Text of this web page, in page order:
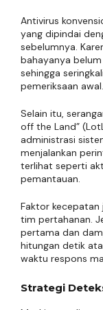
Antivirus
yang dipindai
sebelumnya.
bahayanya
sehingga
pemeriksaan awal.
Selain itu,
off the Land”
administrasi
menjalankan
terlihat seperti
pemantauan.
Faktor
tim pertahanan.
pertama dan
hitungan detik
waktu respons
Strategi